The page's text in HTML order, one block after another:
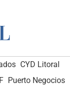
CYD Litoral
Puerto Negocios